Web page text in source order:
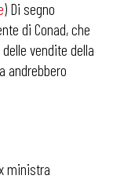
) Di segno
di Conad, che
vendite della
andrebbero
ministra